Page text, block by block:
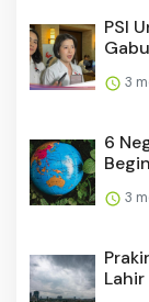
PSI
3
6
3